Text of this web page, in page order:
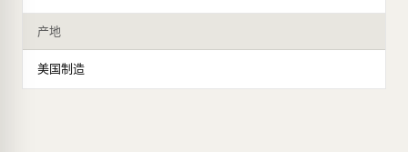
产地
美国制造